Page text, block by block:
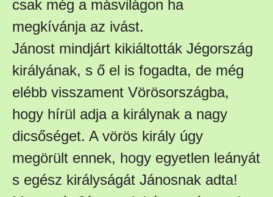
csak még a másvilágon ha
megkívánja az ivást.
Jánost mindjárt kikiáltották Jégország
királyának, s ő el is fogadta, de még
elébb visszament Vörösországba,
hogy hírül adja a királynak a nagy
dicsőséget. A vörös király úgy
megörült ennek, hogy egyetlen leányát
s egész királyságát Jánosnak adta!